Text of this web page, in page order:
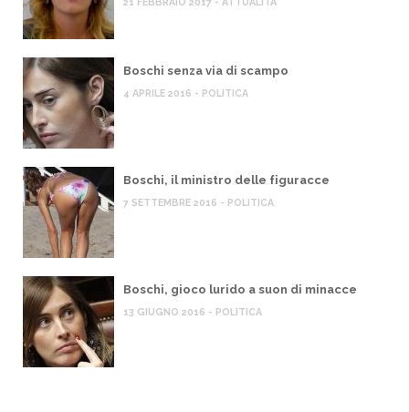
Boschi senza via di scampo
4 APRILE 2016 - POLITICA
Boschi, il ministro delle figuracce
7 SETTEMBRE 2016 - POLITICA
Boschi, gioco lurido a suon di minacce
13 GIUGNO 2016 - POLITICA